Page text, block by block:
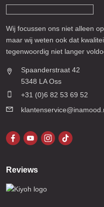
Wij focussen ons niet alleen
maar wij weten ook dat
tegenwoordig niet langer
Spaanderstraat 42
5348 LA Oss
+31 (0)6 82 53 69 52
Reviews